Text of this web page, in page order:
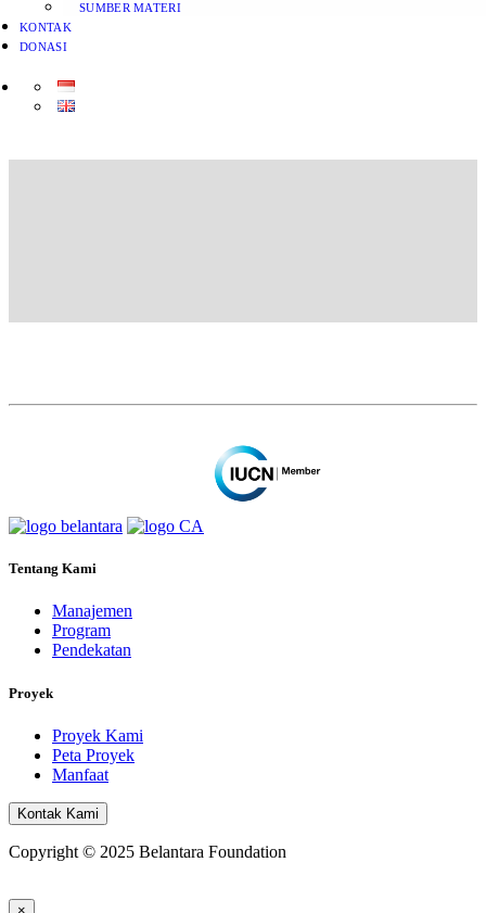
SUMBER MATERI
KONTAK
DONASI
Tentang Kami
Manajemen
Program
Pendekatan
Proyek
Proyek Kami
Peta Proyek
Manfaat
Kontak Kami
Copyright © 2025 Belantara Foundation